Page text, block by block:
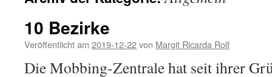
10 Bezirke
Veröffentlicht am 2019-12-22von Margit Ricarda Rolf
Die Mobbing-Zentrale hat seit ihrer